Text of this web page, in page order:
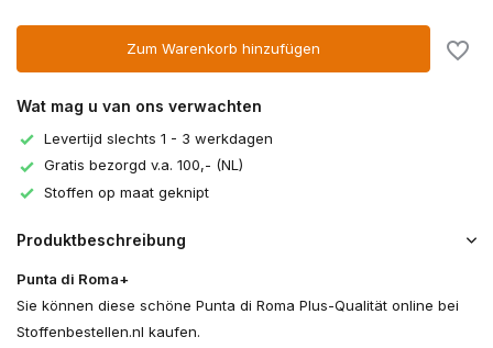
Zum Warenkorb hinzufügen
Wat mag u van ons verwachten
Levertijd slechts 1 - 3 werkdagen
Gratis bezorgd v.a. 100,- (NL)
Stoffen op maat geknipt
Produktbeschreibung
Punta di Roma+
Sie können diese schöne Punta di Roma Plus-Qualität online bei
Stoffenbestellen.nl kaufen.